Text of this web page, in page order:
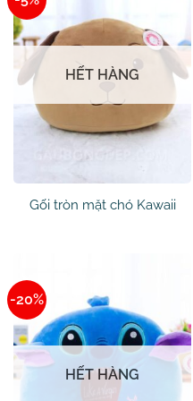
HẾT HÀNG
Gối tròn mặt chó Kawaii
-20%
HẾT HÀNG